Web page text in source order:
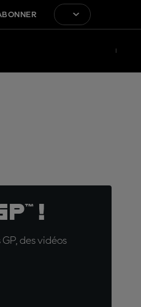
!
des vidéos